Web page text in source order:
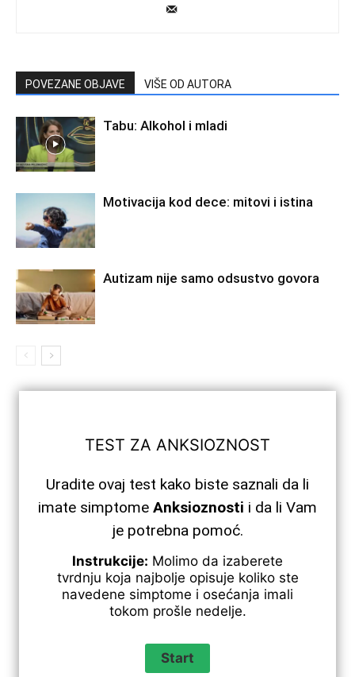
POVEZANE OBJAVE VIŠE OD AUTORA
Tabu: Alkohol i mladi
Motivacija kod dece: mitovi i istina
Autizam nije samo odsustvo govora
TEST ZA ANKSIOZNOST
Uradite ovaj test kako biste saznali da li
imate simptome Anksioznosti i da li Vam
je potrebna pomoć.
Instrukcije: Molimo da izaberete
tvrdnju koja najbolje opisuje koliko ste
navedene simptome i osećanja imali
tokom prošle nedelje.